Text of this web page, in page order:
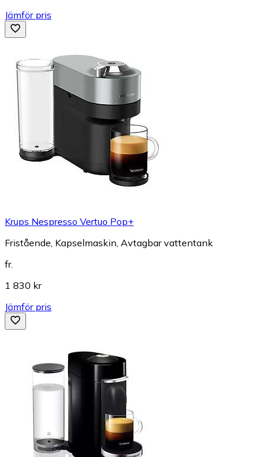
Jämför pris
Krups Nespresso Vertuo Pop+
Fristående, Kapselmaskin, Avtagbar vattentank
fr.
1 830 kr
Jämför pris